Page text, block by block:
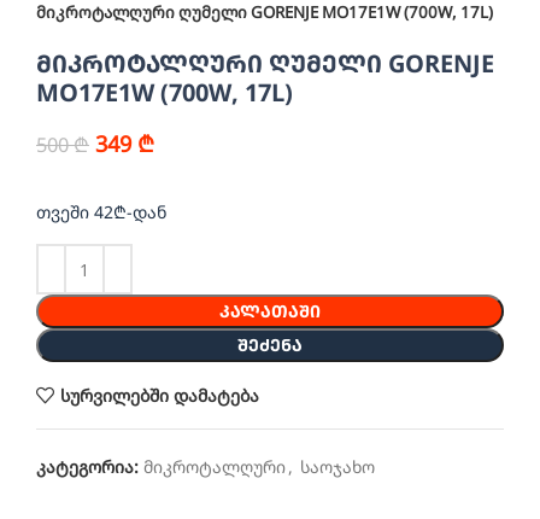
მიკროტალღური ღუმელი GORENJE MO17E1W (700W, 17L)
მიკროტალღური ღუმელი GORENJE
MO17E1W (700W, 17L)
500₾ 349 ₾
თვეში 42₾-დან
ᲙᲐᲚᲐᲗᲐᲨᲘ
ᲨᲔᲫᲔᲜᲐ
სურვილებში დამატება
კატეგორია: მიკროტალღური, საოჯახო